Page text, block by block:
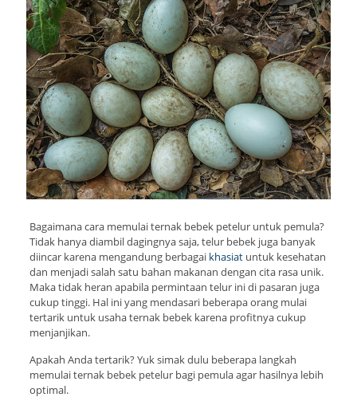
Bagaimana cara memulai ternak bebek petelur untuk pemula?
Tidak hanya diambil dagingnya saja, telur bebek juga banyak
diincar karena mengandung berbagai khasiatuntuk kesehatan
dan menjadi salah satu bahan makanan dengan cita rasa unik.
Maka tidak heran apabila permintaan telur ini di pasaran juga
cukup tinggi. Hal ini yang mendasari beberapa orang mulai
tertarik untuk usaha ternak bebek karena profitnya cukup
menjanjikan.
Apakah Anda tertarik? Yuk simak dulu beberapa langkah
memulai ternak bebek petelur bagi pemula agar hasilnya lebih
optimal.